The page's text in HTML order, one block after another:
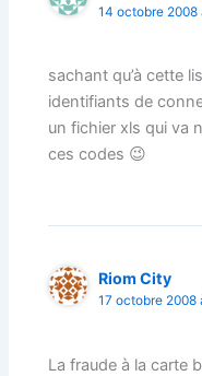
14 octobre 2008
sachant qu’à cette
identifiants de
un fichier xls qui va
ces codes 😉
Riom City
17 octobre 2008
La fraude à la carte